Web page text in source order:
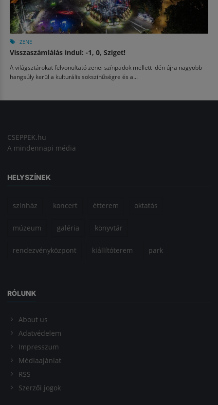
ZENE
Visszaszámlálás indul: -1, 0, Sziget!
A világsztárokat felvonultató zenei színpadok mellett idén újra nagyobb
hangsúly kerül a kulturális sokszínűségre és a...
CSEPPEK.hu
A mindennapi média
HELYSZÍNEK
színház koncert étterem oktatás
múzeum galéria könyvtár
rendezvényközpont kiállítóterem park
RÓLUNK
About us
Adatvédelem
Impresszum
Médiaajánlat
RSS
Szerzői jogok